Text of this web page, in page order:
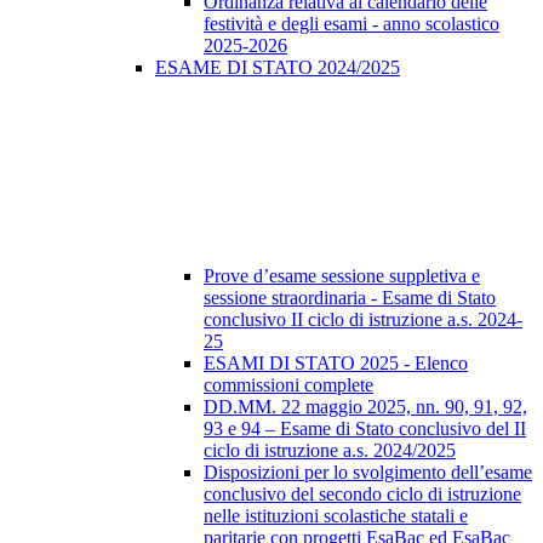
festività e degli esami - anno scolastico
2025-2026
ESAME DI STATO 2024/2025
Prove d’esame sessione suppletiva e
sessione straordinaria - Esame di Stato
conclusivo II ciclo di istruzione a.s. 2024-
25
ESAMI DI STATO 2025 - Elenco
commissioni complete
DD.MM. 22 maggio 2025, nn. 90, 91, 92,
93 e 94 – Esame di Stato conclusivo del II
ciclo di istruzione a.s. 2024/2025
Disposizioni per lo svolgimento dell’esame
conclusivo del secondo ciclo di istruzione
nelle istituzioni scolastiche statali e
paritarie con progetti EsaBac ed EsaBac